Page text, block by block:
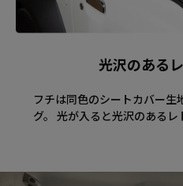
光沢のある
フチは同色のシートカバー
グ。 光が入ると光沢のあるレ